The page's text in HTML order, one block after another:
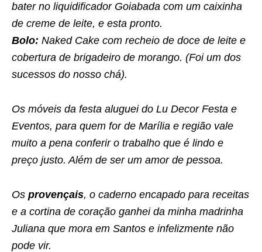
bater no liquidificador Goiabada com um caixinha
de creme de leite, e esta pronto.
Bolo: Naked Cake com recheio de doce de leite e
cobertura de brigadeiro de morango. (Foi um dos
sucessos do nosso chá).
Os móveis da festa aluguei do Lu Decor Festa e
Eventos, para quem for de Marília e região vale
muito a pena conferir o trabalho que é lindo e
preço justo. Além de ser um amor de pessoa.
Os provençais, o caderno encapado para receitas
e a cortina de coração ganhei da minha madrinha
Juliana que mora em Santos e infelizmente não
pode vir.